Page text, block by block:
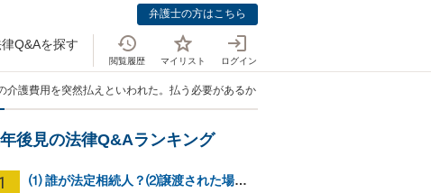
弁護士の方はこちら
Q&Aを探す
閲覧履歴 マイリスト ログイン
介護費用を突然払えといわれた。払う必要があるか？また遺留分の遺産と相殺はでき
後見の法律Q&Aランキング
⑴ 誰が法定相続人？⑵譲渡された場合の税金？⑶相続放棄後同じ不動産を相続できない？⑷借金返済義務は？